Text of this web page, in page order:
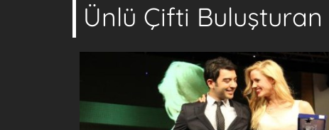
Ünlü Çifti